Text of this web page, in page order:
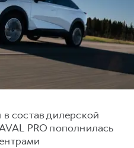
H9
от 4 799 000 ₽
состав дилерской
PRO пополнилась